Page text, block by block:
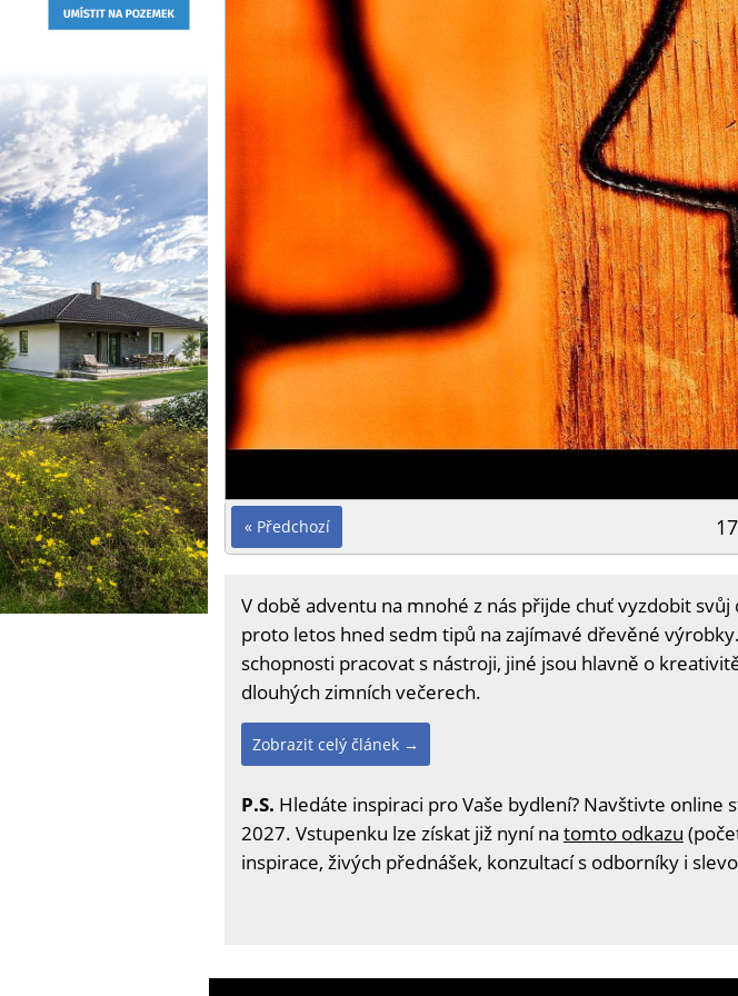
« Předchozí
V době adventu na mnohé z nás přijde chuť vyzdobit
proto letos hned sedm tipů na zajímavé dřevěné
schopnosti pracovat s nástroji, jiné jsou hlavně o
dlouhých zimních večerech.
Zobrazit celý článek →
P.S. Hledáte inspiraci pro Vaše bydlení? Navštivte
2027. Vstupenku lze získat již nyní na tomto odkazu
inspirace, živých přednášek, konzultací s odborníky i